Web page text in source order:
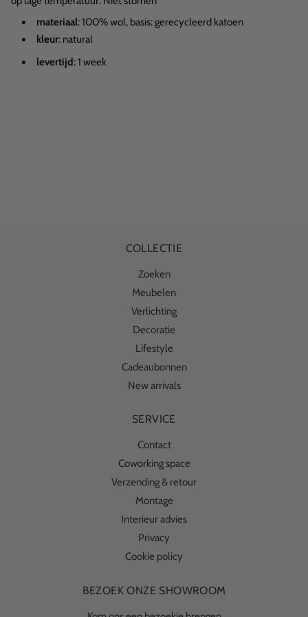
materiaal: 100% wol, basis: gerecycleerd katoen
kleur: natural
levertijd: 1 week
COLLECTIE
Zoeken
Meubelen
Verlichting
Decoratie
Lifestyle
Cadeaubonnen
New arrivals
SERVICE
Contact
Coworking space
Verzending & retour
Montage
Interieur advies
Privacy
Cookie policy
BEZOEK ONZE SHOWROOM